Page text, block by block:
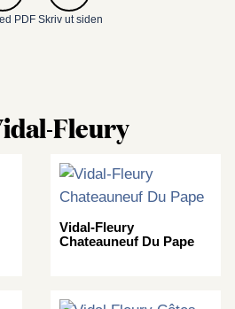
PDF Skriv ut siden
Fleury
Vidal-Fleury
Chateauneuf Du Pape